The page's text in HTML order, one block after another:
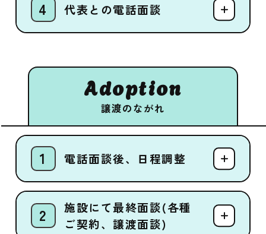
代表との電話面談
Adoption
譲渡のながれ
電話面談後、日程調整
施設にて最終面談(各種
ご契約、譲渡面談)